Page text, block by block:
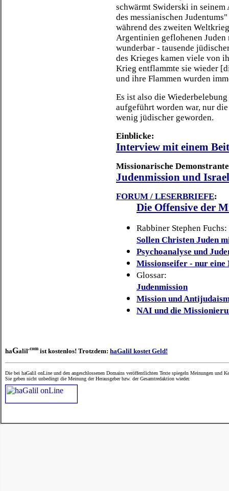
schwärmt Swiderski in
des messianischen
während des zweiten
Argentinien geflohenen
wunderbar - tausende
des Krieges kamen viele von
Krieg entflammte sie wieder
und ihre Flammen wurden
Es ist also die
aufgeführt worden war, nur
wenig jüdischer geworden.
Einblicke:
Interview mit einem
Missionarische
Judenmission und
FORUM / LESERBRIEFE:
Die Offensive der
Rabbiner Stephen Fuchs:
Sollen Christen Juden
Psychoanalyse und
Missionseifer - nur
Glossar:
Judenmission
Mission und
NAI und die
haGalil.com ist kostenlos! Trotzdem: haGalil kostet Geld!
Die bei haGalil onLine und den angeschlossenen Domains veröffentlichten Texte spiegeln Meinungen und
Sie geben nicht unbedingt die Meinung der Herausgeber bzw. der Gesamtredaktion wieder.